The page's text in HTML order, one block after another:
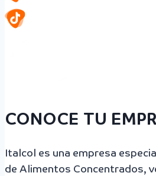
CONOCE TU
Italcol es una empresa
de Alimentos Concentrados,